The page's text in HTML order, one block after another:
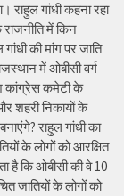
राहुल गांधी कहना रहा
में किन
की मांग पर जाति
में ओबीसी वर्ग
कांग्रेस कमेटी के
शहरी निकायों के
राहुल गांधी का
के लोगों को आरक्षित
है कि ओबीसी की वे 10
जातियों के लोगों को